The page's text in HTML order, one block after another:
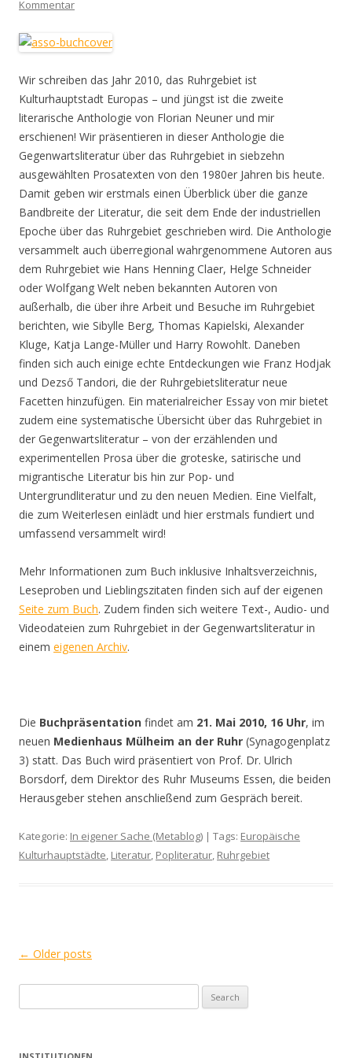
Kommentar
Wir schreiben das Jahr 2010, das Ruhrgebiet ist
Kulturhauptstadt Europas – und jüngst ist die zweite
literarische Anthologie von Florian Neuner und mir
erschienen! Wir präsentieren in dieser Anthologie die
Gegenwartsliteratur über das Ruhrgebiet in siebzehn
ausgewählten Prosatexten von den 1980er Jahren bis heute.
Damit geben wir erstmals einen Überblick über die ganze
Bandbreite der Literatur, die seit dem Ende der industriellen
Epoche über das Ruhrgebiet geschrieben wird. Die Anthologie
versammelt auch überregional wahrgenommene Autoren aus
dem Ruhrgebiet wie Hans Henning Claer, Helge Schneider
oder Wolfgang Welt neben bekannten Autoren von
außerhalb, die über ihre Arbeit und Besuche im Ruhrgebiet
berichten, wie Sibylle Berg, Thomas Kapielski, Alexander
Kluge, Katja Lange-Müller und Harry Rowohlt. Daneben
finden sich auch einige echte Entdeckungen wie Franz Hodjak
und Dezső Tandori, die der Ruhrgebietsliteratur neue
Facetten hinzufügen. Ein materialreicher Essay von mir bietet
zudem eine systematische Übersicht über das Ruhrgebiet in
der Gegenwartsliteratur – von der erzählenden und
experimentellen Prosa über die groteske, satirische und
migrantische Literatur bis hin zur Pop- und
Untergrundliteratur und zu den neuen Medien. Eine Vielfalt,
die zum Weiterlesen einlädt und hier erstmals fundiert und
umfassend versammelt wird!
Mehr Informationen zum Buch inklusive Inhaltsverzeichnis,
Leseproben und Lieblingszitaten finden sich auf der eigenen
Seite zum Buch. Zudem finden sich weitere Text-, Audio- und
Videodateien zum Ruhrgebiet in der Gegenwartsliteratur in
einem eigenen Archiv.
Die Buchpräsentation findet am 21. Mai 2010, 16 Uhr, im
neuen Medienhaus Mülheim an der Ruhr (Synagogenplatz
3) statt. Das Buch wird präsentiert von Prof. Dr. Ulrich
Borsdorf, dem Direktor des Ruhr Museums Essen, die beiden
Herausgeber stehen anschließend zum Gespräch bereit.
Kategorie: In eigener Sache (Metablog) | Tags: Europäische
Kulturhauptstädte, Literatur, Popliteratur, Ruhrgebiet
Post
← Older posts
e
r